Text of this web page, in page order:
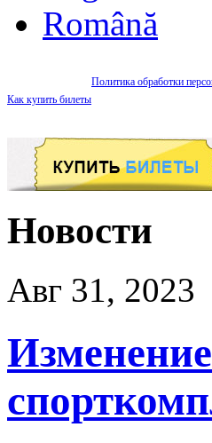
Română
Политика обработки
Как купить билеты
Новости
Авг 31, 2023